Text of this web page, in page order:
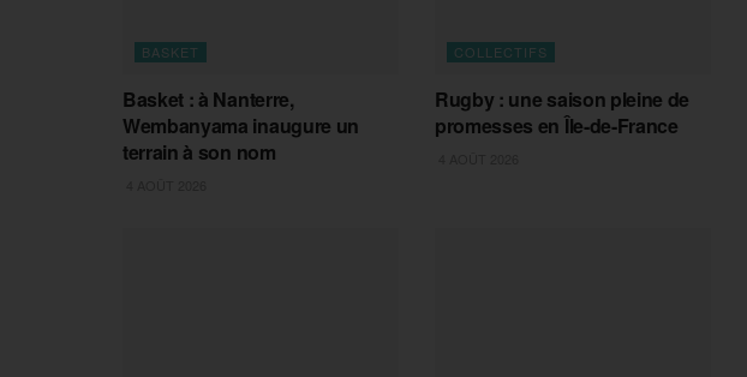
BASKET
Basket : à Nanterre,
Wembanyama inaugure un
terrain à son nom
COLLECTIFS
Rugby : une saison pleine de
promesses en Île-de-France